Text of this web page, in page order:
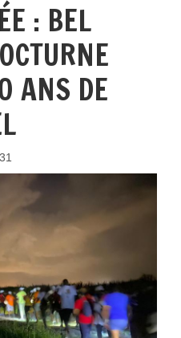
: BEL
ANS DE